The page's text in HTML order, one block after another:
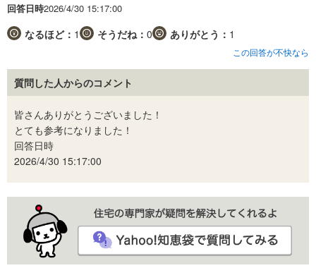
回答日時2026/4/30 15:17:00
なるほど： 1 そうだね： 0 ありがとう： 1
この回答が不快なら
質問した人からのコメント
皆さんありがとうございました！
とても参考になりました！
回答日時
2026/4/30 15:17:00